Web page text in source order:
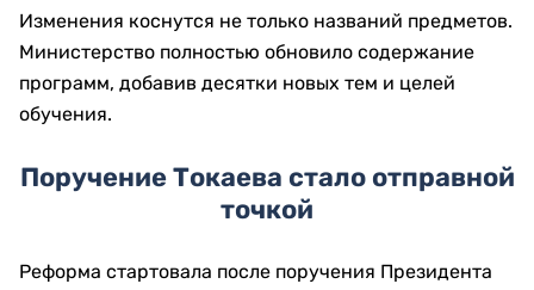
Изменения коснутся не только названий предметов.
Министерство полностью обновило содержание
программ, добавив десятки новых тем и целей
обучения.
Поручение Токаева стало отправной
точкой
Реформа стартовала после поручения Президента